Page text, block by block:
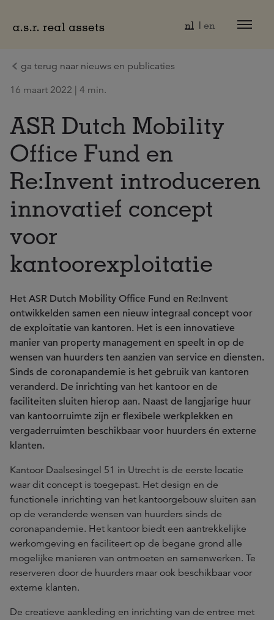
nl en
ga terug naar nieuws en publicaties
16 maart 2022 | 4 min.
ASR Dutch Mobility
Office Fund en
Re:Invent introduceren
innovatief concept
voor
kantoorexploitatie
Het ASR Dutch Mobility Office Fund en Re:Invent
ontwikkelden samen een nieuw integraal concept voor
de exploitatie van kantoren. Het is een innovatieve
manier van property management en speelt in op de
wensen van huurders ten aanzien van service en diensten.
Sinds de coronapandemie is het gebruik van kantoren
veranderd. De inrichting van het kantoor en de
faciliteiten sluiten hierop aan. Naast de langjarige huur
van kantoorruimte zijn er flexibele werkplekken en
vergaderruimten beschikbaar voor huurders én externe
klanten.
Kantoor Daalsesingel 51 in Utrecht is de eerste locatie
waar dit concept is toegepast. Het design en de
functionele inrichting van het kantoorgebouw sluiten aan
op de veranderde wensen van huurders sinds de
coronapandemie. Het kantoor biedt een aantrekkelijke
werkomgeving en faciliteert op de begane grond alle
mogelijke manieren van ontmoeten en samenwerken. Te
reserveren door de huurders maar ook beschikbaar voor
externe klanten.
De creatieve aankleding en inrichting van de entree met